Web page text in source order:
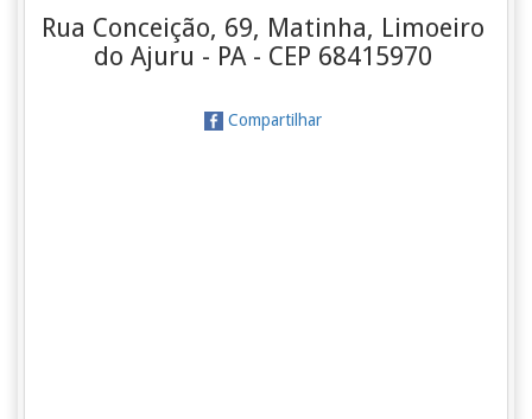
Rua Conceição, 69, Matinha, Limoeiro
do Ajuru - PA - CEP 68415970
Compartilhar